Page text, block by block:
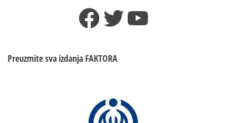
Facebook
TwitterYouTube
Preuzmite sva izdanja FAKTORA